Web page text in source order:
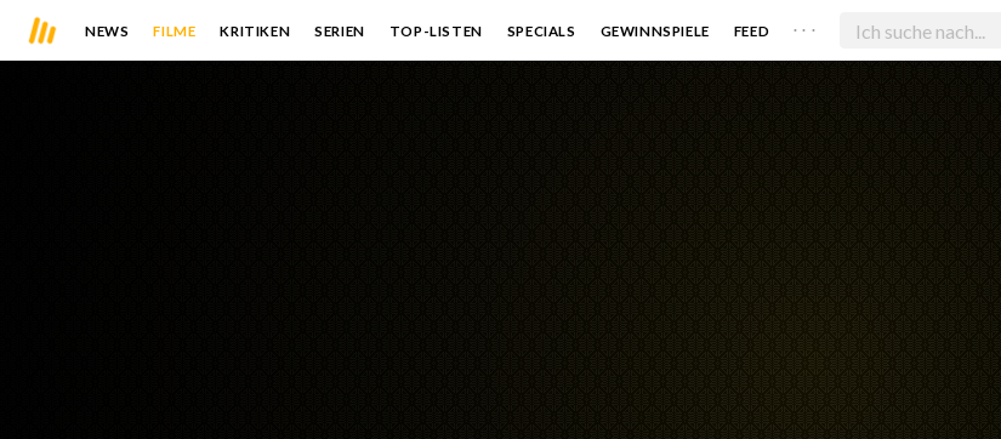
NEWS FILME KRITIKEN SERIEN TOP-LISTEN SPECIALS GEWINNSPIELE FEED . . .